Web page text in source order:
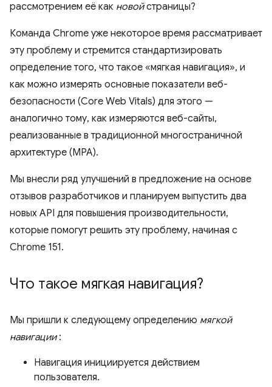
рассмотрением её как новойстраницы?
Команда Chrome уже некоторое время рассматривает
эту проблему и стремится стандартизировать
определение того, что такое «мягкая навигация», и
как можно измерять основные показатели веб-
безопасности (Core Web Vitals) для этого —
аналогично тому, как измеряются веб-сайты,
реализованные в традиционной многостраничной
архитектуре (MPA).
Мы внесли ряд улучшений в предложение на основе
отзывов разработчиков и планируем выпустить два
новых API для повышения производительности,
которые помогут решить эту проблему, начиная с
Chrome 151.
Что такое мягкая навигация?
Мы пришли к следующему определению мягкой
навигации:
Навигация инициируется действием
пользователя.